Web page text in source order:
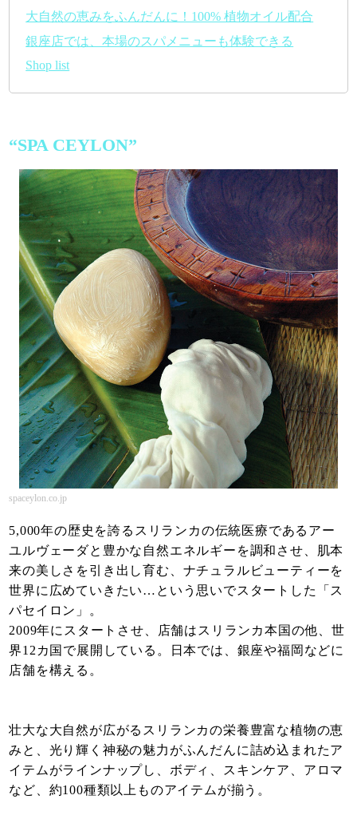
大自然の恵みをふんだんに！100% 植物オイル配合
銀座店では、本場のスパメニューも体験できる
Shop list
“SPA CEYLON”
spaceylon.co.jp
5,000年の歴史を誇るスリランカの伝統医療であるアー
ユルヴェーダと豊かな自然エネルギーを調和させ、肌本
来の美しさを引き出し育む、ナチュラルビューティーを
世界に広めていきたい…という思いでスタートした「ス
パセイロン」。
2009年にスタートさせ、店舗はスリランカ本国の他、世
界12カ国で展開している。日本では、銀座や福岡などに
店舗を構える。
壮大な大自然が広がるスリランカの栄養豊富な植物の恵
みと、光り輝く神秘の魅力がふんだんに詰め込まれたア
イテムがラインナップし、ボディ、スキンケア、アロマ
など、約100種類以上ものアイテムが揃う。